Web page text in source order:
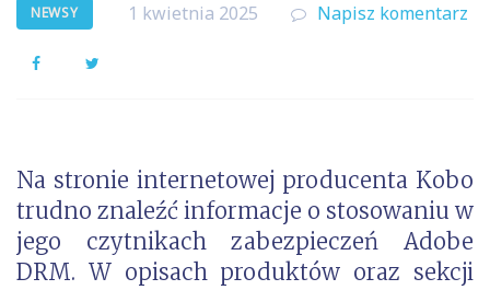
NEWSY 1 kwietnia 2025 Napisz komentarz
Facebook
Na stronie internetowej producenta Kobo
trudno znaleźć informacje o stosowaniu w
jego czytnikach zabezpieczeń Adobe
DRM. W opisach produktów oraz sekcji